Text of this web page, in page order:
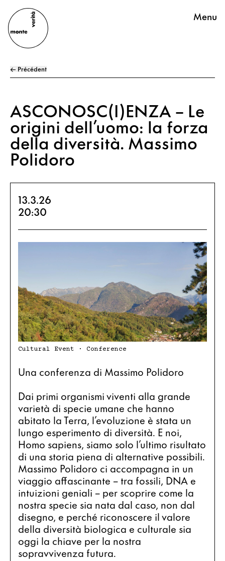
Menu
← Précédent
ASCONOSC(I)ENZA – Le
origini dell’uomo: la forza
della diversità. Massimo
Polidoro
13.3.26
20:30
Cultural Event · Conference
Una conferenza di Massimo Polidoro
Dai primi organismi viventi alla grande
varietà di specie umane che hanno
abitato la Terra, l’evoluzione è stata un
lungo esperimento di diversità. E noi,
Homo sapiens, siamo solo l’ultimo risultato
di una storia piena di alternative possibili.
Massimo Polidoro ci accompagna in un
viaggio affascinante – tra fossili, DNA e
intuizioni geniali – per scoprire come la
nostra specie sia nata dal caso, non dal
disegno, e perché riconoscere il valore
della diversità biologica e culturale sia
oggi la chiave per la nostra
sopravvivenza futura.